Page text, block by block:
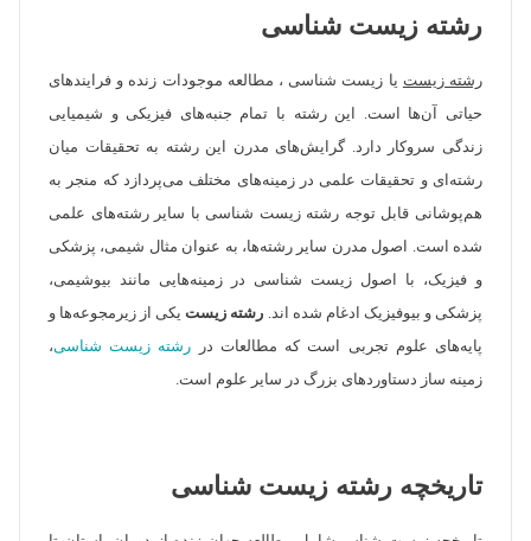
رشته زیست شناسی
رشته‌ زیست یا زیست شناسی ، مطالعه موجودات زنده و فرایندهای
حیاتی آن‌ها است. این رشته با تمام جنبه‌های فیزیکی و شیمیایی
زندگی سروکار دارد. گرایش‌های مدرن این رشته به تحقیقات میان
رشته‌ای و تحقیقات علمی در زمینه‌های مختلف می‌پردازد که منجر به
هم‌پوشانی قابل توجه رشته زیست شناسی با سایر رشته‌های علمی
شده است. اصول مدرن سایر رشته‌ها، به عنوان مثال شیمی، پزشکی
و فیزیک، با اصول زیست شناسی در زمینه‌هایی مانند بیوشیمی،
پزشکی و بیوفیزیک ادغام شده اند. رشته زیستیکی از زیرمجوعه‌ها و
پایه‌های علوم تجربی است که مطالعات در رشته زیست شناسی،
زمینه ساز دستاوردهای بزرگ در سایر علوم است.
تاریخچه رشته زیست شناسی